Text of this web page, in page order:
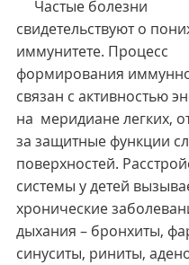
свидетельствуют о
иммунитете. Процесс
формирования
связан с активностью
на  меридиане легких,
за защитные функции
поверхностей.
системы у детей
хронические
дыхания – бронхиты,
синуситы, риниты,